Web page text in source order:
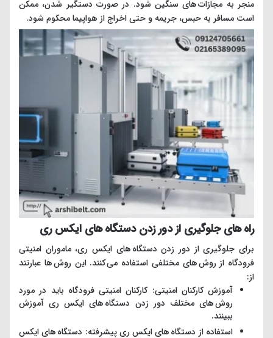
منجر به مجازات های سنگین شود. در صورت دستگیر شدن، ممکن
است مسافر به حبس، جریمه و حتی اخراج از هواپیما محکوم شود.
راه های جلوگیری از دور زدن دستگاه های ایکس ری
برای جلوگیری از دور زدن دستگاه های ایکس ری، ماموران امنیتی
فرودگاه از روش های مختلفی استفاده می کنند. این روش ها عبارتند
از:
آموزش کارکنان امنیتی: کارکنان امنیتی فرودگاه باید در مورد
روش های مختلف دور زدن دستگاه های ایکس ری آموزش
ببینند.
استفاده از دستگاه های ایکس ری پیشرفته: دستگاه های ایکس